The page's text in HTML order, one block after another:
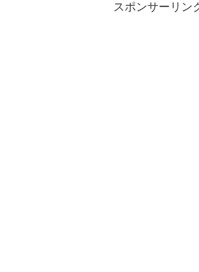
スポンサーリン